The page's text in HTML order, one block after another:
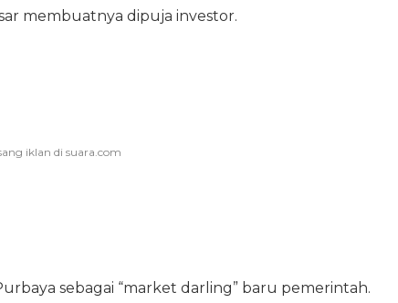
membuatnya dipuja investor.
sebagai “market darling” baru pemerintah.